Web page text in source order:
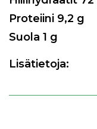
Proteiini 9,2 g
Suola 1 g
Lisätietoja: